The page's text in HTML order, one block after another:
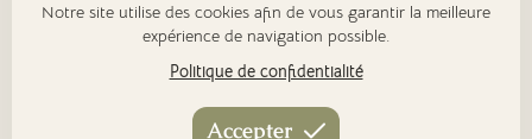
Notre site utilise des cookies afin de vous garantir la meilleure
expérience de navigation possible.
Politique de confidentialité
Accepter